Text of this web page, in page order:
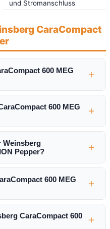
und Stromanschluss
CaraCompact
600 MEG
＋
600 MEG
＋
Weinsberg
Pepper?
＋
600 MEG
＋
CaraCompact 600
＋